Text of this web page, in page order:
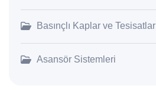
Basınçlı Kaplar ve Tesisatlar
Asansör Sistemleri